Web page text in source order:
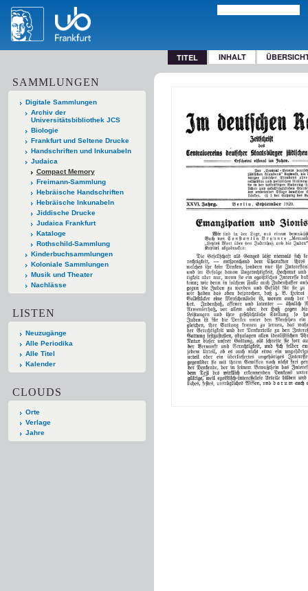
TITEL INHALT
SAMMLUNGEN
Digitale Sammlungen
Archiv der
Universitätsbibliothek JCS
Biologie
Frankfurt und Seltene Drucke
Handschriften und Inkunabeln
Judaica
Compact Memory
Freimann-Sammlung
Hebräische Handschriften
Hebräische Inkunabeln
Jiddische Drucke
Judaica Frankfurt
Kataloge
Rothschild-Sammlung
Kinderbuchsammlungen
Koloniale Sammlungen
Musik und Theater
Nachlässe
LISTEN
Neuzugänge
Alle Periodika
Alle Titel
Kalender
CLOUDS
Orte
Verlage
Jahre